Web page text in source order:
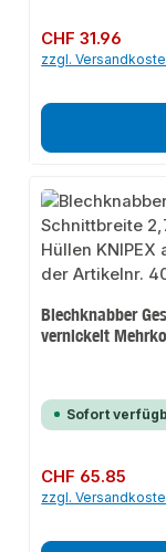
Regulärer Preis:
CHF 31.96
zzgl.
Blechknabber
vernickelt
Sofort
Regulärer Preis:
CHF 65.85
zzgl.